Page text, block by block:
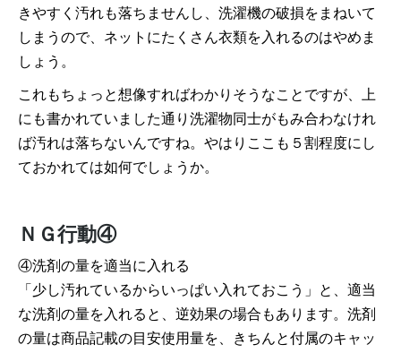
きやすく汚れも落ちませんし、洗濯機の破損をまねいて
しまうので、ネットにたくさん衣類を入れるのはやめま
しょう。
これもちょっと想像すればわかりそうなことですが、上
にも書かれていました通り洗濯物同士がもみ合わなけれ
ば汚れは落ちないんですね。やはりここも５割程度にし
ておかれては如何でしょうか。
ＮＧ行動④
④洗剤の量を適当に入れる
「少し汚れているからいっぱい入れておこう」と、適当
な洗剤の量を入れると、逆効果の場合もあります。洗剤
の量は商品記載の目安使用量を、きちんと付属のキャッ